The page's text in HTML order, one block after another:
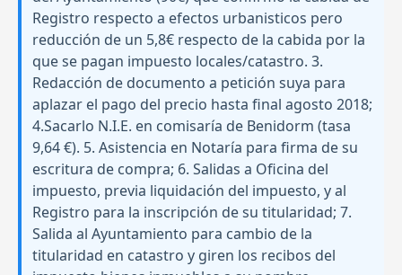
Registro respecto a efectos urbanisticos pero
reducción de un 5,8€ respecto de la cabida por la
que se pagan impuesto locales/catastro. 3.
Redacción de documento a petición suya para
aplazar el pago del precio hasta final agosto 2018;
4.Sacarlo N.I.E. en comisaría de Benidorm (tasa
9,64 €). 5. Asistencia en Notaría para firma de su
escritura de compra; 6. Salidas a Oficina del
impuesto, previa liquidación del impuesto, y al
Registro para la inscripción de su titularidad; 7.
Salida al Ayuntamiento para cambio de la
titularidad en catastro y giren los recibos del